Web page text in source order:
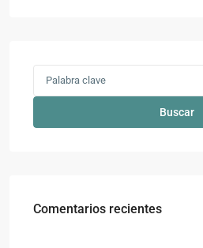
Buscar
Comentarios recientes